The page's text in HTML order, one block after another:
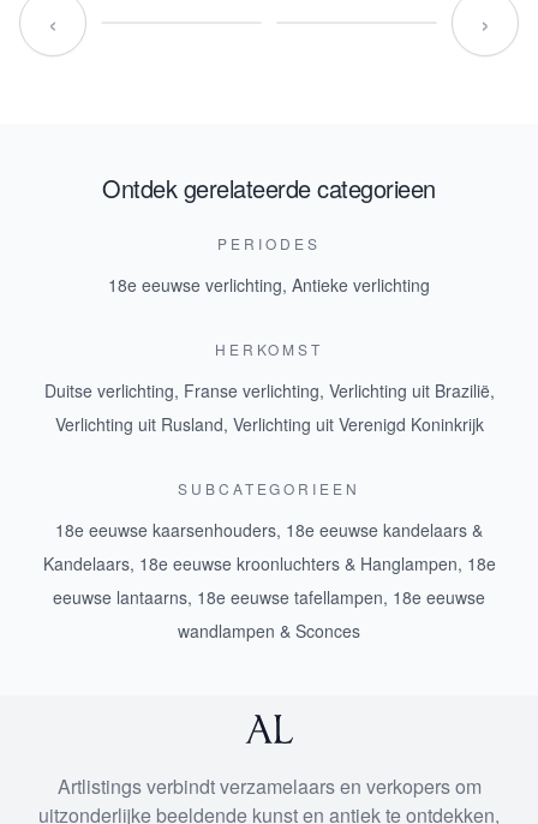
‹ ›
Ontdek gerelateerde categorieen
PERIODES
18e eeuwse verlichting, Antieke verlichting
HERKOMST
Duitse verlichting, Franse verlichting, Verlichting uit Brazilië,
Verlichting uit Rusland, Verlichting uit Verenigd Koninkrijk
SUBCATEGORIEEN
18e eeuwse kaarsenhouders, 18e eeuwse kandelaars &
Kandelaars, 18e eeuwse kroonluchters & Hanglampen, 18e
eeuwse lantaarns, 18e eeuwse tafellampen, 18e eeuwse
wandlampen & Sconces
Artlistings verbindt verzamelaars en verkopers om
uitzonderlijke beeldende kunst en antiek te ontdekken,